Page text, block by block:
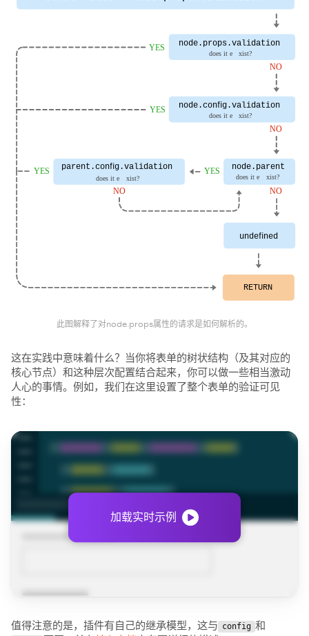
此图解释了对node.props属性的请求是如何解析的。
这在实践中意味着什么？当你将表单的树状结构（及其对应的
核心节点）和这种层次配置结合起来，你可以做一些相当激动
人心的事情。例如，我们在这里设置了整个表单的验证可见
性：
加载实时示例
值得注意的是，插件有自己的继承模型，这与 config 和